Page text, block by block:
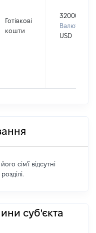
Готівкові
кошти
32000
Валюта:
USD
сім'ї відсутні
суб'єкта